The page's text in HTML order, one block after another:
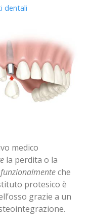
dentali
medico
la perdita o la
funzionalmenteche
protesico è
grazie a un